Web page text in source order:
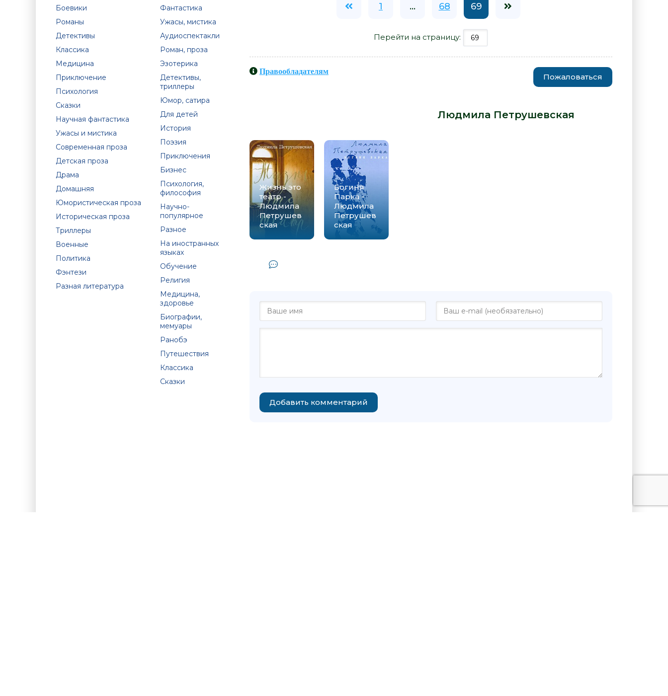
Боевики
Романы
Детективы
Классика
Медицина
Приключение
Психология
Сказки
Научная фантастика
Ужасы и мистика
Современная проза
Детская проза
Драма
Домашняя
Юмористическая проза
Историческая проза
Триллеры
Военные
Политика
Фэнтези
Разная литература
Фантастика
Ужасы, мистика
Аудиоспектакли
Роман, проза
Эзотерика
Детективы,
триллеры
Юмор, сатира
Для детей
История
Поэзия
Приключения
Бизнес
Психология,
философия
Научно-
популярное
Разное
На иностранных
языках
Обучение
Религия
Медицина,
здоровье
Биографии,
мемуары
Ранобэ
Путешествия
Классика
Сказки
1 ... 68 69
Перейти на страницу:
Правообладателям
Пожаловаться
Петрушевская» от автора -Людмила Петрушевская
Жизнь это
театр -
Людмила
Петрушев
ская
Богиня
Парка -
Людмила
Петрушев
ская
Добавить комментарий